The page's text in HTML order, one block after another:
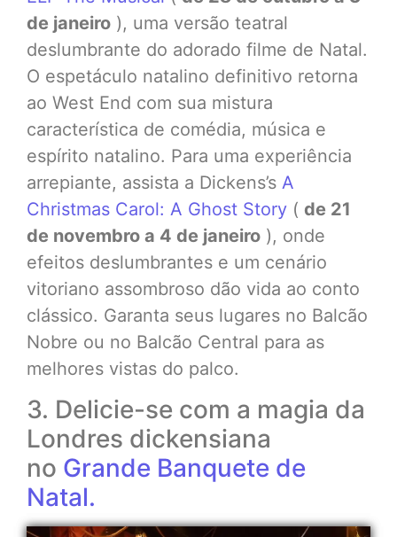
de janeiro ), uma versão teatral
deslumbrante do adorado filme de Natal.
O espetáculo natalino definitivo retorna
ao West End com sua mistura
característica de comédia, música e
espírito natalino. Para uma experiência
arrepiante, assista a Dickens’s A
Christmas Carol: A Ghost Story ( de 21
de novembro a 4 de janeiro ), onde
efeitos deslumbrantes e um cenário
vitoriano assombroso dão vida ao conto
clássico. Garanta seus lugares no Balcão
Nobre ou no Balcão Central para as
melhores vistas do palco.
3. Delicie-se com a magia da
Londres dickensiana
no Grande Banquete de
Natal.